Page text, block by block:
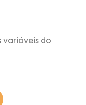
variáveis do